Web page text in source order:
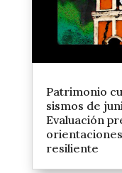
Patrimonio
sismos de
Evaluación
resiliente